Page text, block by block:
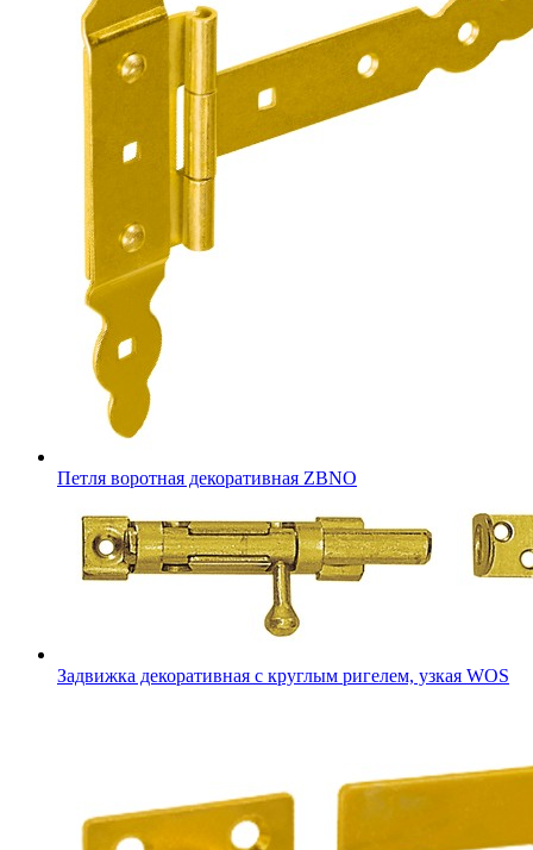
Петля воротная декоративная ZBNO
Задвижка декоративная с круглым ригелем, узкая WOS